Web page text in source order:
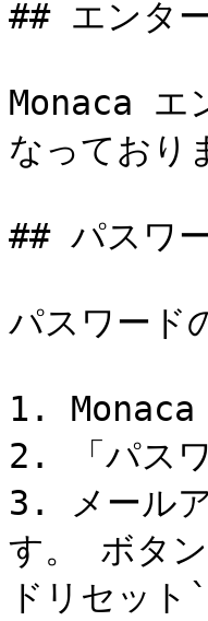
## エンタ
Monaca エ
なっており
## パスワ
パスワード
1. Monaca
2. 「パス
3. メール
す。 ボタ
ドリセッ